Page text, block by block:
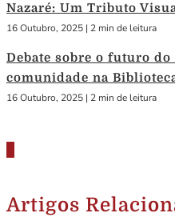
Nazaré: Um Tributo
16 Outubro, 2025 | 2 min de leitura
Debate sobre o futuro
comunidade na
16 Outubro, 2025 | 2 min de leitura
Artigos